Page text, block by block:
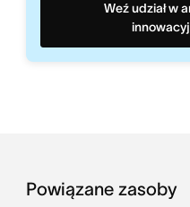
Weź udział w
Powiązane zasoby